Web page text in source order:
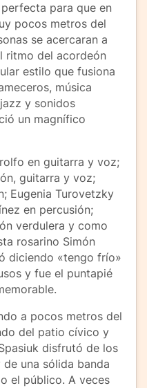
para que en
pocos metros del
se acercaran a
ritmo del acordeón
estilo que fusiona
música
y sonidos
un magnífico
en guitarra y voz;
guitarra y voz;
Eugenia Turovetzky
en percusión;
verdulera y como
rosarino Simón
diciendo «tengo frío»
y fue el puntapié
a pocos metros del
del patio cívico y
disfrutó de los
una sólida banda
el público. A veces